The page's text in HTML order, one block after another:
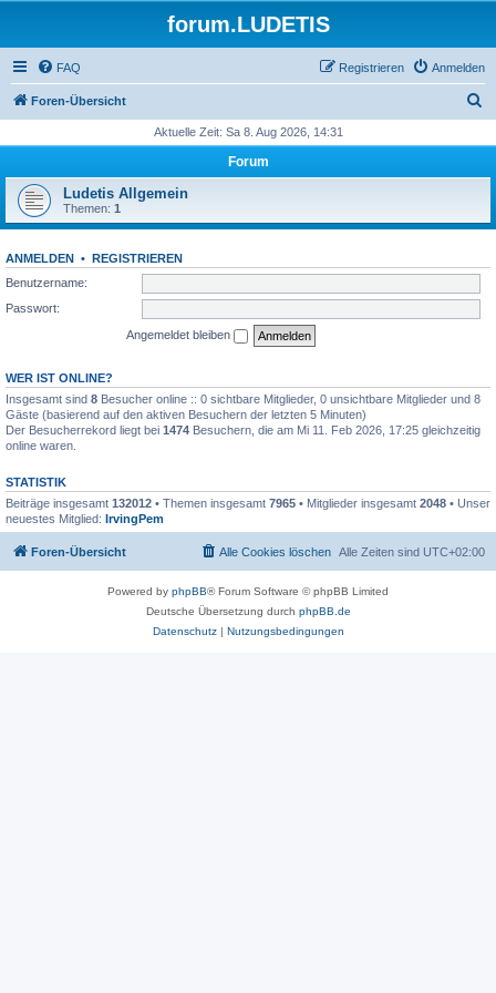
forum.LUDETIS
FAQ Anmelden
Registrieren
Foren-Übersicht
h
Aktuelle Zeit: Sa 8. Aug 2026, 14:31
Forum
Ludetis Allgemein
Themen: 1
ANMELDEN • REGISTRIEREN
Benutzername:
Passwort:
Angemeldet bleiben
WER IST ONLINE?
Insgesamt sind 8 Besucher online :: 0 sichtbare Mitglieder, 0 unsichtbare Mitglieder und 8
Gäste (basierend auf den aktiven Besuchern der letzten 5 Minuten)
Der Besucherrekord liegt bei 1474 Besuchern, die am Mi 11. Feb 2026, 17:25 gleichzeitig
online waren.
STATISTIK
Beiträge insgesamt 132012 • Themen insgesamt 7965 • Mitglieder insgesamt 2048 • Unser
neuestes Mitglied: IrvingPem
Foren-Übersicht Alle Zeiten sind UTC+02:00
Alle Cookies löschen
Powered by phpBB® Forum Software © phpBB Limited
Deutsche Übersetzung durch phpBB.de
Datenschutz| Nutzungsbedingungen